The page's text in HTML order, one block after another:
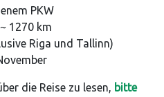
PKW
1270 km
Riga und Tallinn)
die Reise zu lesen, bitte